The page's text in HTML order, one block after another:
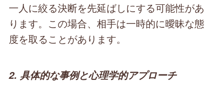
一人に絞る決断を先延ばしにする可能性があ
ります。この場合、相手は一時的に曖昧な態
度を取ることがあります。
2. 具体的な事例と心理学的アプローチ